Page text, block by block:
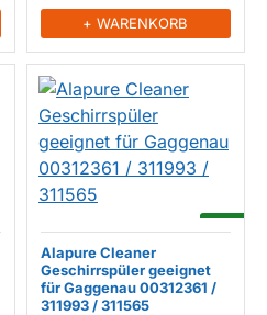
+ WARENKORB
Alapure Cleaner
Geschirrspüler geeignet
für Gaggenau 00312361 /
311993 / 311565